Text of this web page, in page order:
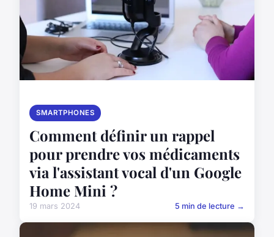
SMARTPHONES
Comment définir un rappel
pour prendre vos médicaments
via l'assistant vocal d'un Google
Home Mini ?
19 mars 2024 5 min de lecture →